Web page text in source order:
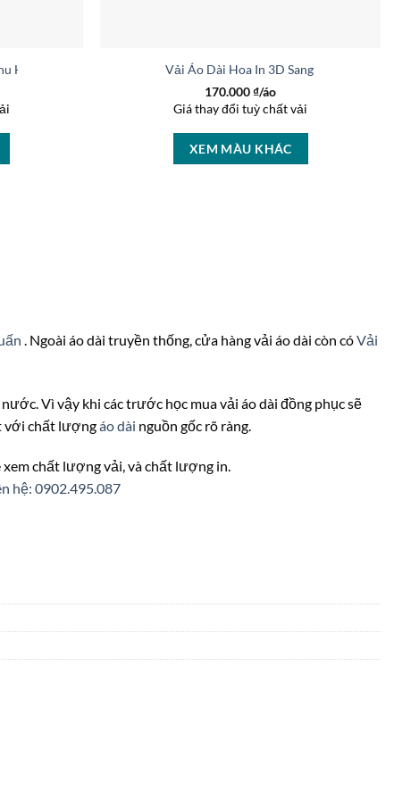
Hút AD 46463
Vải Áo Dài Hoa In 3D Sang Trọng AD
170.000₫/áo
Giá thay đổi tuỳ chất vải
XEM MÀU KHÁC
. Ngoài áo dài truyền thống, cửa hàng vải áo dài còn cóVải
Vì vậy khi các trước học mua vải áo dài đồng phục sẽ
với chất lượngáo dài nguồn gốc rõ ràng.
xem chất lượng vải, và chất lượng in.
hệ: 0902.495.087